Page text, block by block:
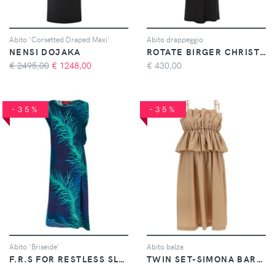
Abito 'Corsetted Draped Maxi'
NENSI DOJAKA
€ 2495,00 € 1248,00
Abito drappeggio
ROTATE BIRGER CHRISTENSEN
€ 430,00
-35%
Abito 'Briseide'
F.R.S FOR RESTLESS SLEEPERS
-35%
Abito balza
TWIN SET-SIMONA BARBIERI